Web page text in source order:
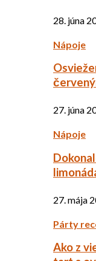
28. júna
Nápoje
27. júna
Nápoje
27. mája
Párty
Ako z